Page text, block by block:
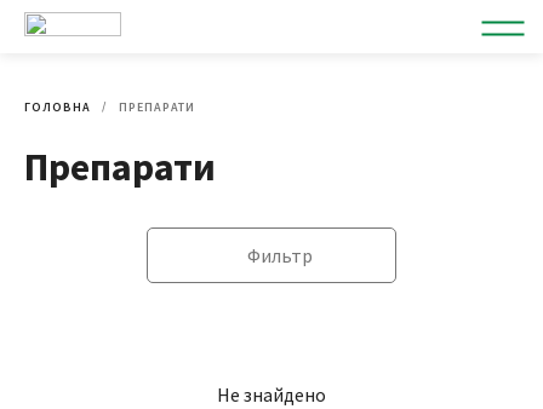
ГОЛОВНА ПРЕПАРАТИ
Препарати
Фильтр
Не знайдено